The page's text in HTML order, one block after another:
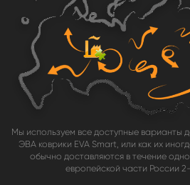
Мы используем все доступные варианты
ЭВА коврики EVA Smart, или как их
обычно доставляются в течение
европейской части России